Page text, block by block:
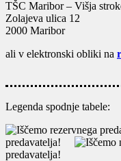
TŠC Maribor – Višja
Zolajeva ulica 12
2000 Maribor
ali v elektronski obliki na
Legenda spodnje tabele:
predavatelja!
predavatelja!